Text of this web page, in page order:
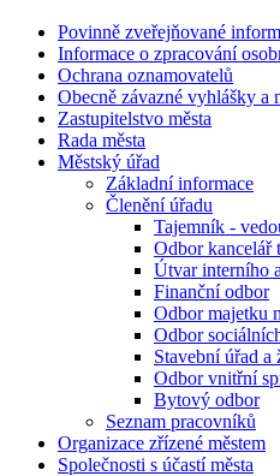
Povinně zveřejňované
Informace o zpracování
Ochrana oznamovatelů
Obecně závazné vyhlášky a
Zastupitelstvo města
Rada města
Městský úřad
Základní informace
Členění úřadu
Tajemník -
Odbor kancelář
Útvar interního
Finanční odbor
Odbor majetku
Odbor
Stavební úřad
Odbor vnitřní
Bytový odbor
Seznam pracovníků
Organizace zřízené městem
Společnosti s účastí města